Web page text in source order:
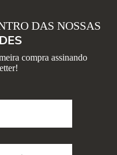
DAS NOSSAS
compra assinando